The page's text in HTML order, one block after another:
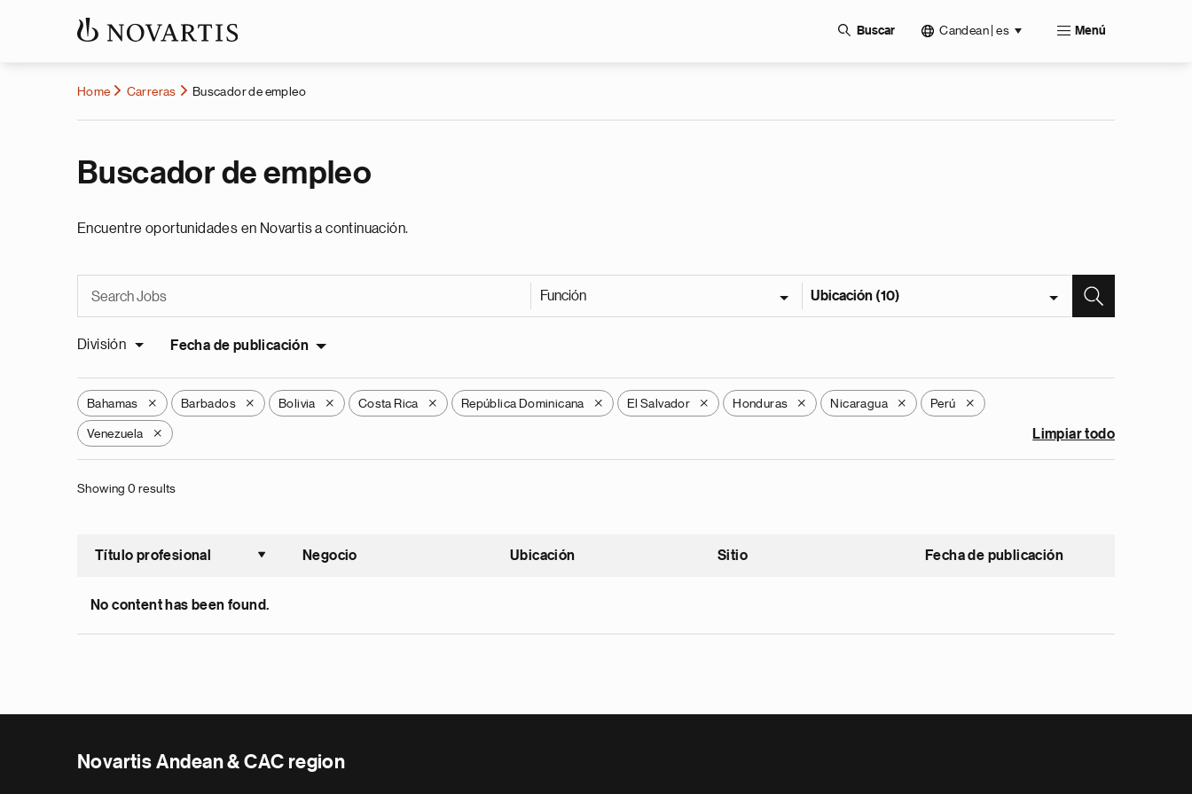
Buscar Candean | es Menú
Home Carreras Buscador de empleo
Buscador de empleo
Encuentre oportunidades en Novartis a continuación.
Función Ubicación (10)
División Fecha de publicación
Bahamas X Barbados X Bolivia X Costa Rica X República Dominicana X El Salvador X Honduras X Nicaragua X Perú X
Venezuela X Limpiar todo
Showing 0 results
Título profesional
Ordenar ascendente
Negocio Ubicación Sitio Fecha de publicación
No content has been found.
Novartis Andean & CAC region